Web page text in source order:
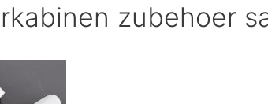
zubehoer